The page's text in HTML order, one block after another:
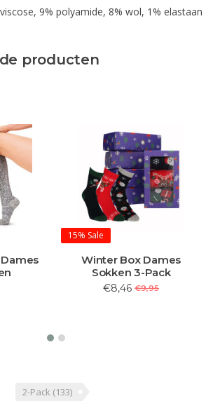
9% polyamide, 8% wol, 1% elastaan
producten
15% Sale
Winter Box Dames
Sokken 3-Pack
€8,46 €9,95
2-Pack (133)